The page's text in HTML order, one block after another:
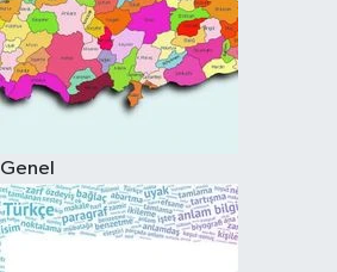
Genel
YAŞAM